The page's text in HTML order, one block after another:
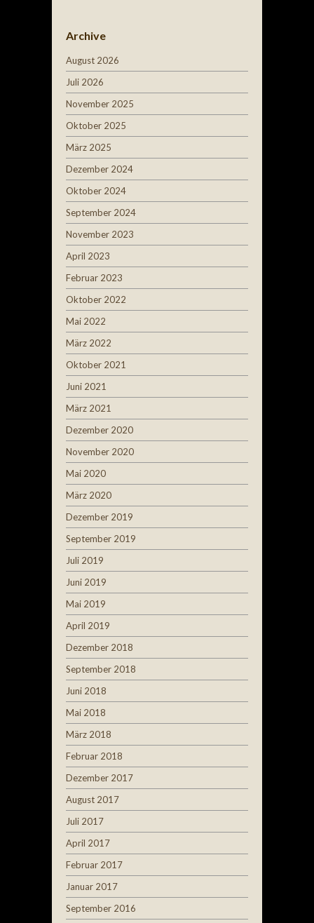
Archive
August 2026
Juli 2026
November 2025
Oktober 2025
März 2025
Dezember 2024
Oktober 2024
September 2024
November 2023
April 2023
Februar 2023
Oktober 2022
Mai 2022
März 2022
Oktober 2021
Juni 2021
März 2021
Dezember 2020
November 2020
Mai 2020
März 2020
Dezember 2019
September 2019
Juli 2019
Juni 2019
Mai 2019
April 2019
Dezember 2018
September 2018
Juni 2018
Mai 2018
März 2018
Februar 2018
Dezember 2017
August 2017
Juli 2017
April 2017
Februar 2017
Januar 2017
September 2016